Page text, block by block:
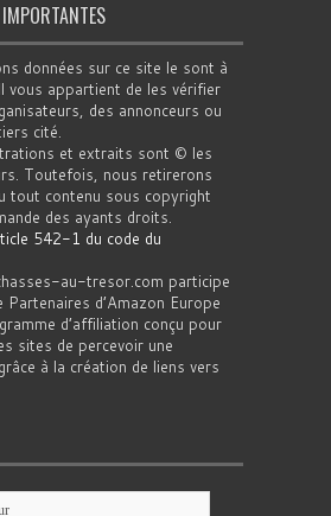
données sur ce site le sont à
vous appartient de les vérifier
des annonceurs ou
cité.
et extraits sont © les
Toutefois, nous retirerons
tout contenu sous copyright
des ayants droits.
542-1 du code du
au-tresor.com participe
Partenaires d’Amazon Europe
d’affiliation conçu pour
sites de percevoir une
à la création de liens vers